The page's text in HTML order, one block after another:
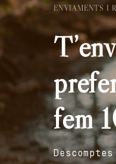
ENVIAMENTS I
fem